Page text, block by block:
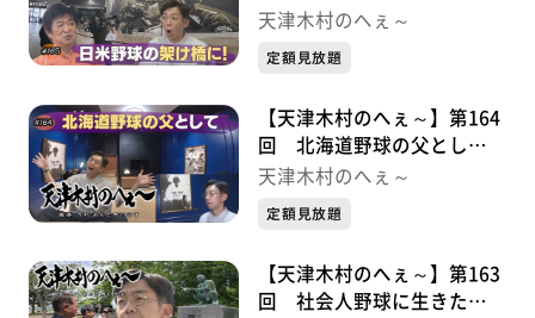
に！・・・・・久慈次郎シリ
天津木村のへぇ～
定額見放題
【天津木村のへぇ～】第164
回 北海道野球の父とし
て・・・・・久慈次郎シリー
天津木村のへぇ～
定額見放題
【天津木村のへぇ～】第163
回 社会人野球に生きた